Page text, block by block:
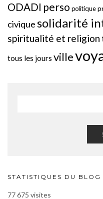
ODADI perso politique
civiquesolidarité
spiritualité et religion
tous les jours ville
STATISTIQUES DU BLOG
77 675 visites